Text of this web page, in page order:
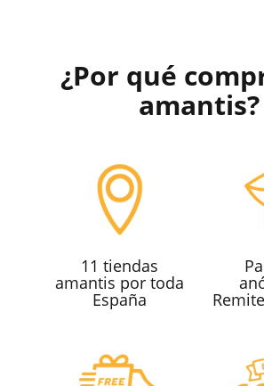
¿Por qué
amantis?
11 tiendas
amantis por toda
España